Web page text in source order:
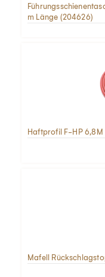
m Länge (204626)
Haftprofil F-HP
Mafell